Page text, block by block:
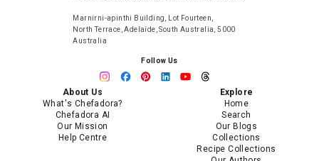
Marnirni-apinthi Building, Lot Fourteen,
North Terrace, Adelaide, South Australia, 5000
Australia
Follow Us
About Us
What's Chefadora?
Chefadora AI
Our Mission
Help Centre
Explore
Home
Search
Our Blogs
Collections
Recipe Collections